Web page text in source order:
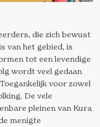
die zich bewust
van het gebied, is
tot een levendige
wordt veel gedaan
voor zowel
De vele
pleinen van Kura
menigte